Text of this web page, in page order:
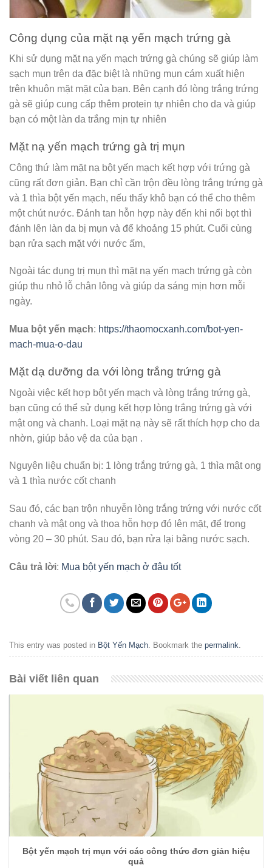
Công dụng của mặt nạ yến mạch trứng gà
Khi sử dụng mặt nạ yến mạch trứng gà chúng sẽ giúp làm
sạch mụn trên da đặc biệt là những mụn cám xuất hiện
trên khuôn mặt mặt của bạn. Bên cạnh đó lòng trắng trứng
gà sẽ giúp cung cấp thêm protein tự nhiên cho da và giúp
bạn có một làn da trắng mịn tự nhiên
Mặt nạ yến mạch trứng gà trị mụn
Công thứ làm mặt nạ bột yến mạch kết hợp với trứng gà
cũng rất đơn giản. Bạn chỉ cần trộn đều lòng trắng trứng gà
và 1 thìa bột yến mạch, nếu thấy khô bạn có thể cho thêm
một chút nước. Đánh tan hỗn hợp này đến khi nổi bọt thì
đánh lên làn da bị mụn và để khoảng 15 phút. Cuối cùng
bạn rửa sạch mặt với nước ấm,
Ngoài tác dụng trị mụn thì mặt nạ yến mạch trứng gà còn
giúp thu nhỏ lỗ chân lông và giúp da sáng mịn hơn mỗi
ngày.
Mua bột yến mạch: https://thaomocxanh.com/bot-yen-
mach-mua-o-dau
Mặt dạ dưỡng da với lòng trắng trứng gà
Ngoài việc kết hợp bột yến mạch và lòng trắng trứng gà,
bạn cũng có thể sử dụng kết hợp lòng trắng trứng gà với
mật ong và chanh. Loại mặt nạ này sẽ rất thích hợp cho da
nhờn, giúp bảo vệ da của bạn .
Nguyên liệu chuẩn bị: 1 lòng trắng trứng gà, 1 thìa mật ong
và 1 thìa nước cốt chanh
Sau đó, các bạn trộn nhuyễn lòng trắng trứng với nước cốt
chanh và mật ong và thoa hỗn hợp đó lên mặt, để trong
vòng 20 – 30 phút. Sau đó, bạn rửa lại bằng nước sạch.
Câu trả lời: Mua bột yến mạch ở đâu tốt
This entry was posted in Bột Yến Mạch. Bookmark the permalink.
Bài viết liên quan
Bột yến mạch trị mụn với các công thức đơn giản hiệu
quả